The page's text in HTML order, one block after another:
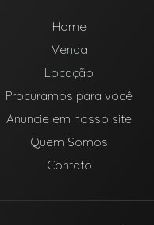
Home
Venda
Locação
Procuramos para você
Anuncie em nosso site
Quem Somos
Contato